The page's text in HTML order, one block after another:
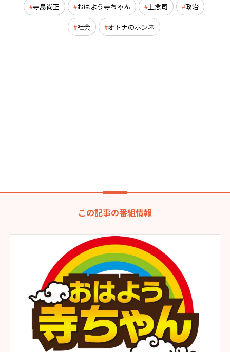
寺島尚正 おはよう寺ちゃん 上念司 政治
社会 オトナのホンネ
この記事の番組情報